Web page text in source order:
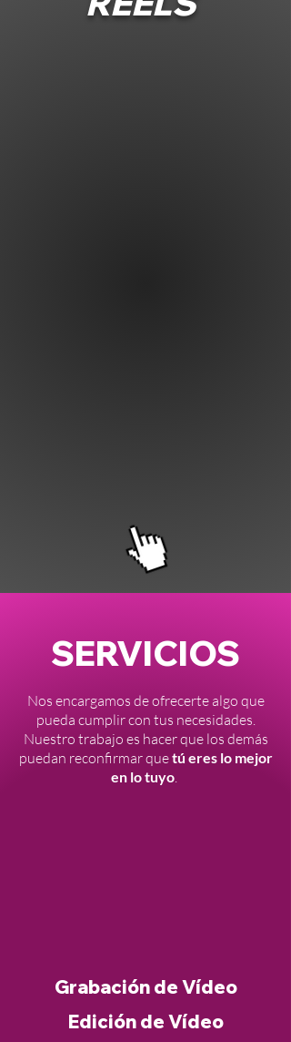
SERVICIOS
Nos encargamos de ofrecerte algo que
pueda cumplir con tus necesidades.
Nuestro trabajo es hacer que los demás
puedan reconfirmar quetú eres lo mejor
en lo tuyo.
Grabación de Vídeo
Edición de Vídeo